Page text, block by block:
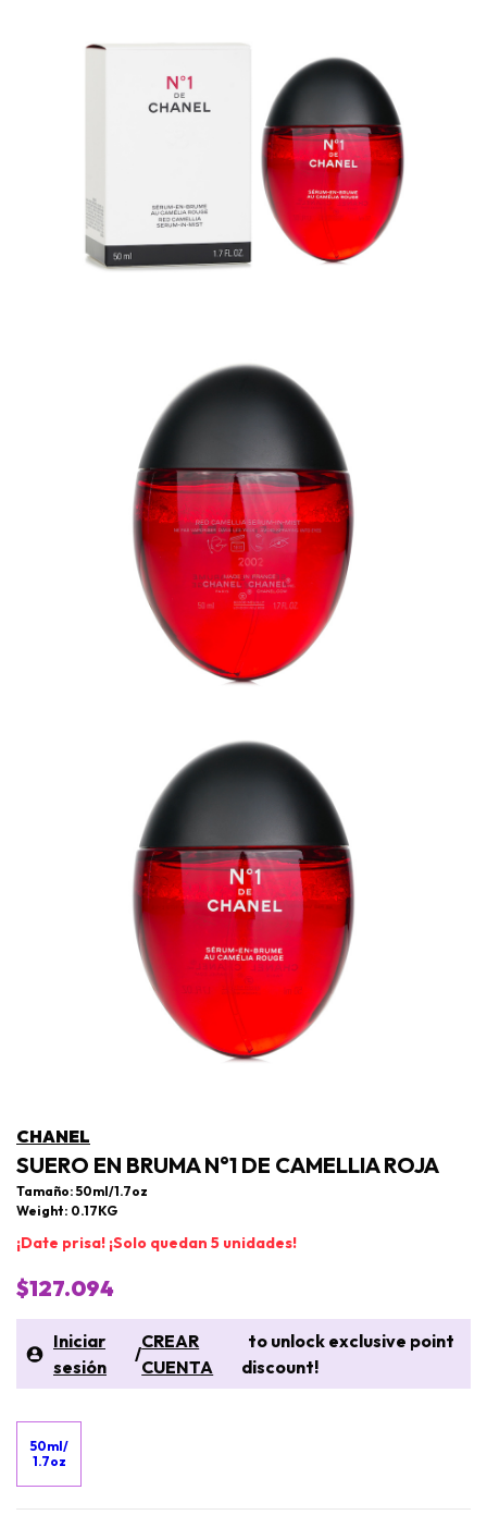
CHANEL
SUERO EN BRUMA N°1 DE CAMELLIA ROJA
Tamaño: 50ml/1.7oz
Weight: 0.17KG
¡Date prisa! ¡Solo quedan 5 unidades!
$127.094
Iniciar
sesión
/
CREAR
CUENTA
to unlock exclusive point
discount!
50ml/
1.7oz